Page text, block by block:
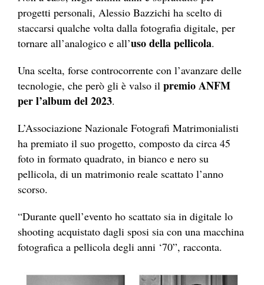
progetti personali, Alessio Bazzichi ha scelto di
staccarsi qualche volta dalla fotografia digitale, per
tornare all’analogico e all’uso della pellicola.
Una scelta, forse controcorrente con l’avanzare delle
tecnologie, che però gli è valso il premio ANFM
per l’album del 2023.
L’Associazione Nazionale Fotografi Matrimonialisti
ha premiato il suo progetto, composto da circa 45
foto in formato quadrato, in bianco e nero su
pellicola, di un matrimonio reale scattato l’anno
scorso.
“Durante quell’evento ho scattato sia in digitale lo
shooting acquistato dagli sposi sia con una macchina
fotografica a pellicola degli anni ‘70”, racconta.